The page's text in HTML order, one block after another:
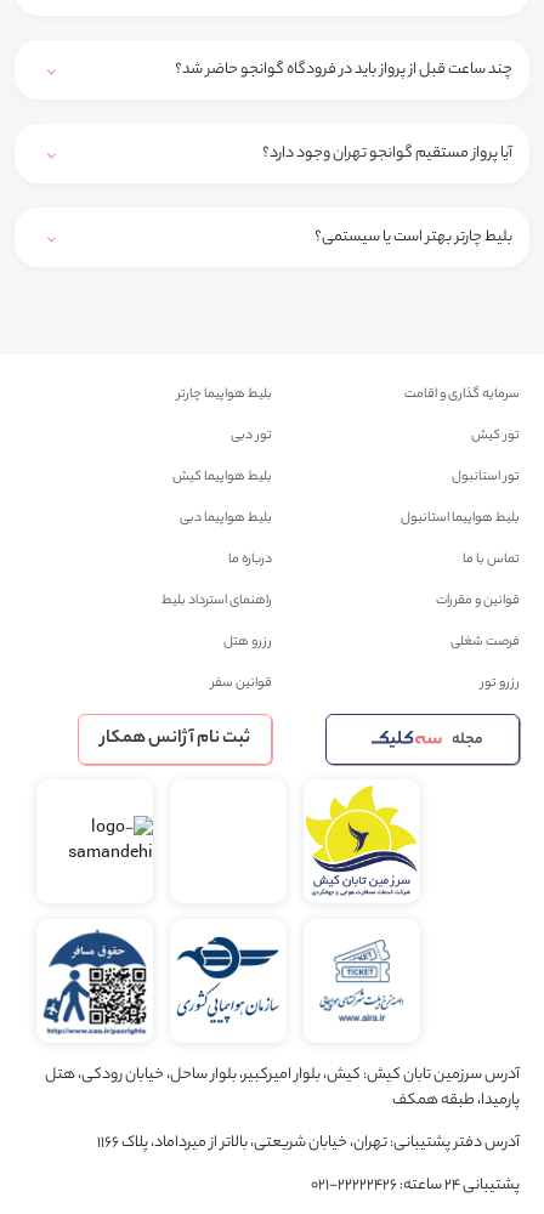
چند ساعت قبل از پرواز باید در فرودگاه گوانجو حاضر شد؟
آیا پرواز مستقیم گوانجو تهران وجود دارد؟
بلیط چارتر بهتر است یا سیستمی؟
سرمایه گذاری و اقامت
بلیط هواپیما چارتر
تور کیش
تور دبی
تور استانبول
بلیط هواپیما کیش
بلیط هواپیما استانبول
بلیط هواپیما دبی
تماس با ما
درباره ما
قوانین و مقررات
راهنمای استرداد بلیط
فرصت شغلی
رزرو هتل
رزرو تور
قوانین سفر
مجله ثبت نام آژانس همکار
آدرس سرزمین تابان کیش: کیش، بلوار امیرکبیر، بلوار ساحل، خیابان رودکی، هتل
پارمیدا، طبقه همکف
آدرس دفتر پشتیبانی: تهران، خیابان شریعتی، بالاتر از میرداماد، پلاک 1166
پشتیبانی 24 ساعته: 22222426-021